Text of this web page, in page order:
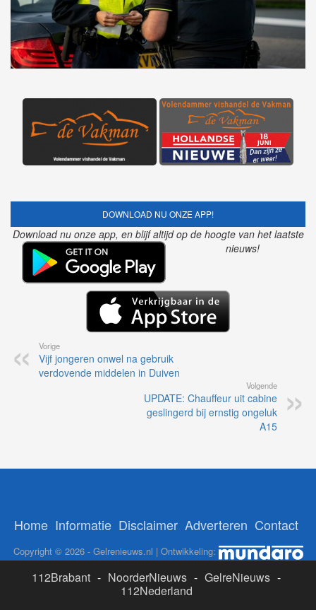
DOWNLOAD NU ONZE APP!
Download nu onze app, en blijf altijd op de hoogte van het laatste
nieuws!
Vorige
Vijf jongeren onwel na gebruik
verdovende middelen in Duiven
Volgende
UPDATE: Chauffeur uit cabine
geslingerd bij ernstig ongeluk
A15
Home Informatie Disclaimer Adverteren Contact
Copyright © 2026 - Gelrenieuws.nl | Ontwikkeling:
112Brabant - NoorderNieuws - GelreNieuws -
112Nederland